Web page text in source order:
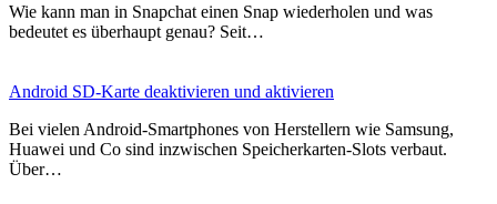
Wie kann man in Snapchat einen Snap wiederholen und was
bedeutet es überhaupt genau? Seit…
Android SD-Karte deaktivieren und aktivieren
Bei vielen Android-Smartphones von Herstellern wie Samsung,
Huawei und Co sind inzwischen Speicherkarten-Slots verbaut.
Über…